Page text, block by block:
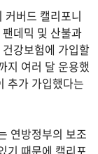
커버드 캘리포니
데믹 및 산불과
강보험에 가입할
지 여러 달 운용했
추가 가입했다는
연방정부의 보조
기 때문에 캘리포